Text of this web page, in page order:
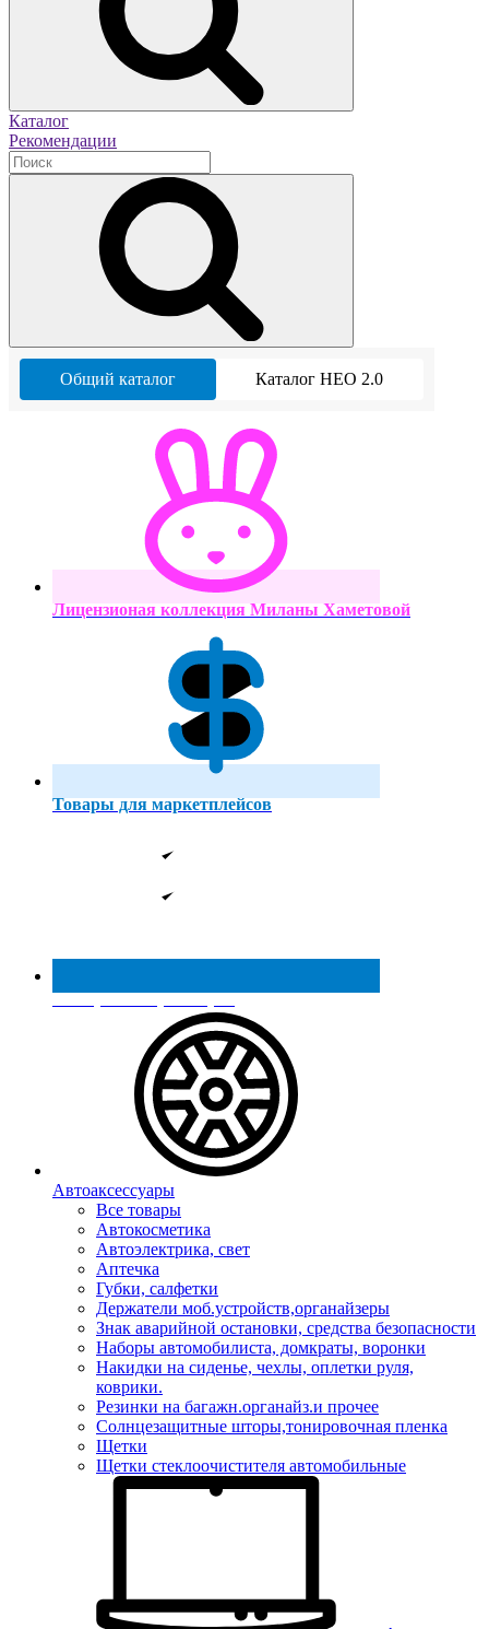
Каталог
Рекомендации
Общий каталог Каталог НЕО 2.0
Лицензионая коллекция Миланы Хаметовой
Товары для маркетплейсов
Реестр МинПромТорга
Автоаксессуары
Все товары
Автокосметика
Автоэлектрика, свет
Аптечка
Губки, салфетки
Держатели моб.устройств,органайзеры
Знак аварийной остановки, средства безопасности
Наборы автомобилиста, домкраты, воронки
Накидки на сиденье, чехлы, оплетки руля,
коврики.
Резинки на багажн.органайз.и прочее
Солнцезащитные шторы,тонировочная пленка
Щетки
Щетки стеклоочистителя автомобильные